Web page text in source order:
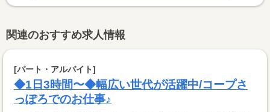
関連のおすすめ求人情報
[パート・アルバイト]
◆1日3時間〜◆幅広い世代が活躍中/コープさ
っぽろでのお仕事♪